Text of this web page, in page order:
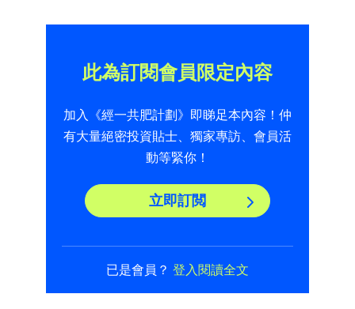
此為訂閱會員限定內容
加入《經一共肥計劃》即睇足本內容！仲
有大量絕密投資貼士、獨家專訪、會員活
動等緊你！
立即訂閲
已是會員？ 登入閱讀全文